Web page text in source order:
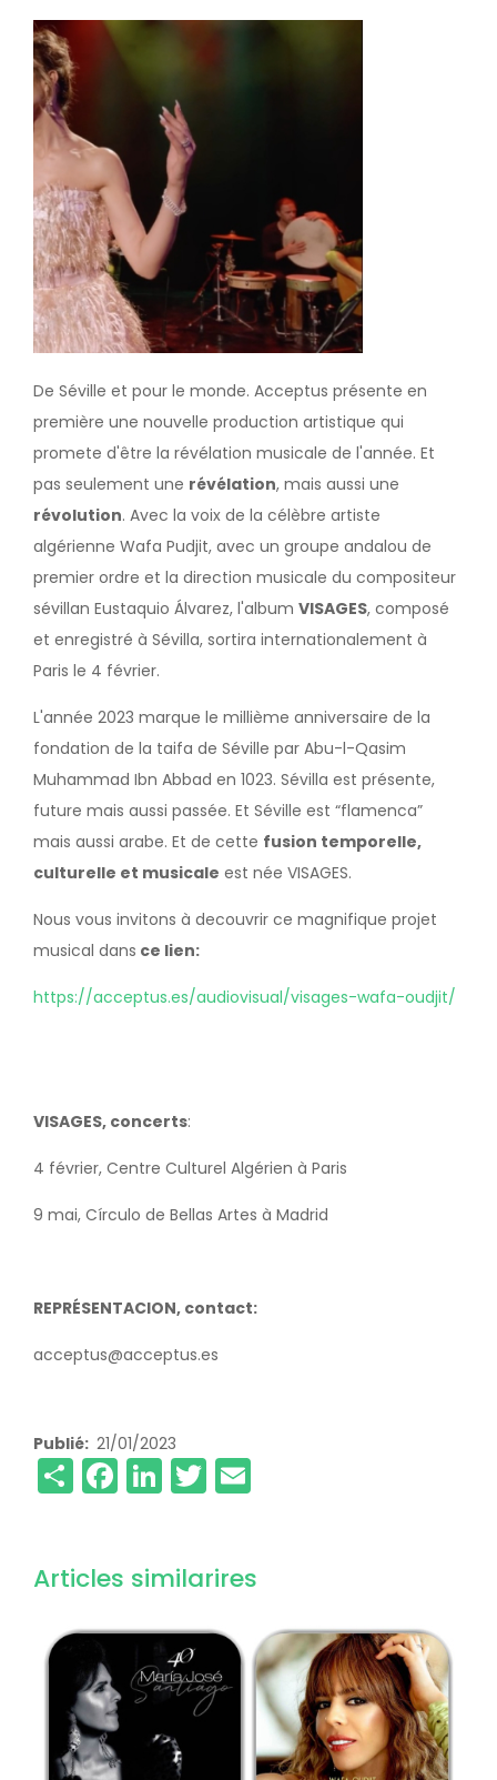
Image
De Séville et pour le monde. Acceptus présente en
première une nouvelle production artistique qui
promete d'être la révélation musicale de l'année. Et
pas seulement une révélation, mais aussi une
révolution. Avec la voix de la célèbre artiste
algérienne Wafa Pudjit, avec un groupe andalou de
premier ordre et la direction musicale du compositeur
sévillan Eustaquio Álvarez, l'album VISAGES, composé
et enregistré à Sévilla, sortira internationalement à
Paris le 4 février.
L'année 2023 marque le millième anniversaire de la
fondation de la taifa de Séville par Abu-l-Qasim
Muhammad Ibn Abbad en 1023. Sévilla est présente,
future mais aussi passée. Et Séville est “flamenca”
mais aussi arabe. Et de cette fusion temporelle,
culturelle et musicale est née VISAGES.
Nous vous invitons à decouvrir ce magnifique projet
musical dans ce lien:
https://acceptus.es/audiovisual/visages-wafa-oudjit/
VISAGES, concerts:
4 février, Centre Culturel Algérien à Paris
9 mai, Círculo de Bellas Artes à Madrid
REPRÉSENTACION, contact:
acceptus@acceptus.es
Publié 21/01/2023
ShareFacebook
LinkedIn
Twitter
Articles similarires